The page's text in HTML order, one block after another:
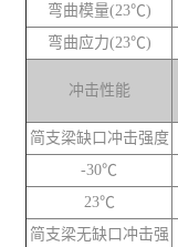
弯曲模量(23℃)
弯曲应力(23℃)
冲击性能
简支梁缺口冲击强度
-30℃
23℃
简支梁无缺口冲击强